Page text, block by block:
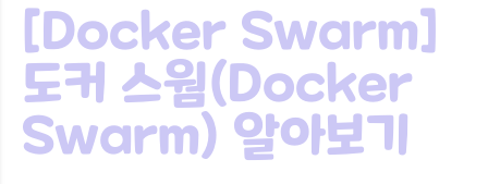
[Docker Swarm]
도커 스웜(Docker
Swarm) 알아보기